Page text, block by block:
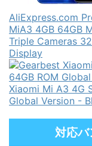
AliExpress.com
MiA3 4GB 64GB
Triple Cameras
Display
Xiaomi Mi A3 4G
Global Version -
対応